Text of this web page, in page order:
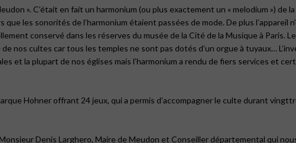
». C’était en fait un harmonium (ou plus exactement un « melodium ») de
les sonorités de l’harmonium étaient passées de mode. De plus l’appareil
conservé dans les réserves du musée de la Cité de la Musique à Paris.
nos cultes car tous les temples ne sont pas dotés d’un orgue à tuyaux…
et la plupart de nos églises mais l’harmonium a rendu de fiers services et
Hohner offrant 24 jeux, qui a permis d’accompagner le culte durant
Denis Larghero, Maire de Meudon et Conseiller départemental qui